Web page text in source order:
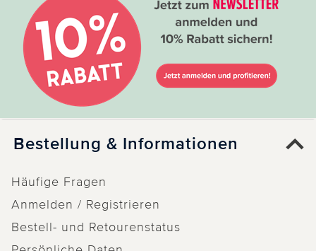
Bestellung & Informationen
Häufige Fragen
Anmelden / Registrieren
Bestell- und Retourenstatus